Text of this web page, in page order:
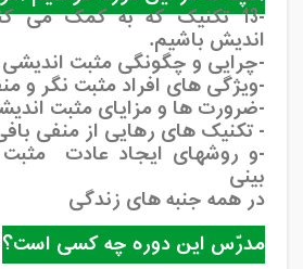
-13 تکنیک که به کمک می
اندیش باشیم.
-چرایی و چگونگی مثبت اندیشی
-ویژگی های افراد مثبت نگر و
-ضرورت ها و مزایای مثبت
- تکنیک های رهایی از منفی
-و روشهای ایجاد عادت
بینی
در همه جنبه های زندگی
مدرّس این دوره چه کسی است؟